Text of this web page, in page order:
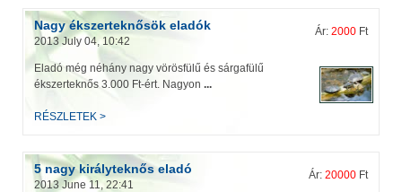
Nagy ékszerteknősök eladók
2013 July 04, 10:42
Ár: 2000 Ft
Eladó még néhány nagy vörösfülű és sárgafülű
ékszerteknős 3.000 Ft-ért. Nagyon ...
RÉSZLETEK >
5 nagy királyteknős eladó
2013 June 11, 22:41
Ár: 20000 Ft